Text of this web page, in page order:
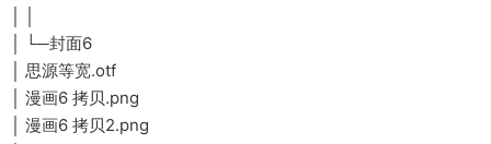
│ └─封面6
│ 思源等宽.otf
│ 漫画6 拷贝.png
│ 漫画6 拷贝2.png